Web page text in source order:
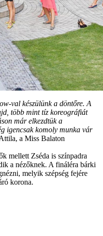
val készülünk a döntőre. A
több mint tíz koreográfiát
már elkezdtük a
igencsak komoly munka vár
a Miss Balaton
mellett Zséda is színpadra
a nézőknek. A fináléra bárki
melyik szépség fejére
korona.